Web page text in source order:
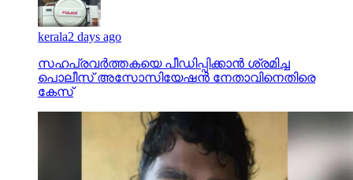
kerala2 days ago
സഹപ്രവര്‍ത്തകയെ പീഡിപ്പിക്കാന്‍ ശ്രമിച്ച
പൊലീസ് അസോസിയേഷന്‍ നേതാവിനെതിരെ
കേസ്